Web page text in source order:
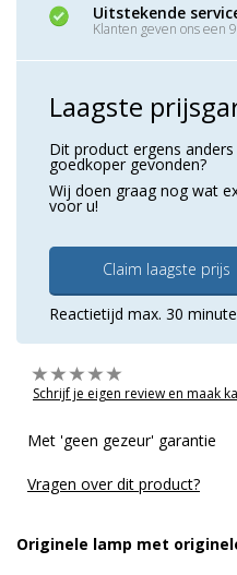
Uitstekende
Klanten geven ons een
Laagste
Dit product ergens anders
goedkoper gevonden?
Wij doen graag nog wat
voor u!
Claim laagste prijs
Reactietijd max. 30
Schrijf je eigen review en maak
Met 'geen gezeur' garantie
Vragen over dit product?
Originele lamp met